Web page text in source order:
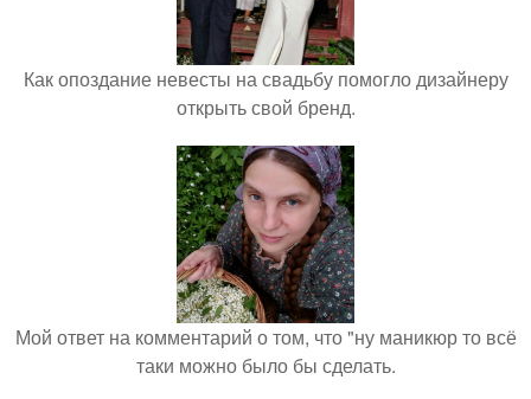
Как опоздание невесты на свадьбу помогло дизайнеру
открыть свой бренд.
Мой ответ на комментарий о том, что "ну маникюр то всё
таки можно было бы сделать.